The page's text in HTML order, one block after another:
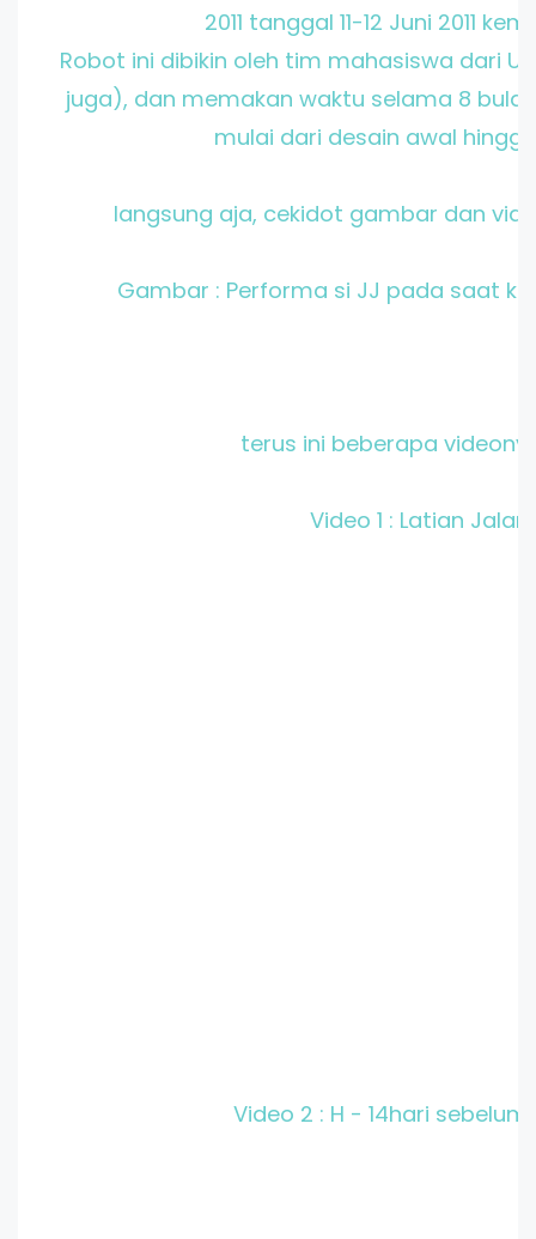
2011 tanggal 11-12 Juni 2011
Robot ini dibikin oleh tim mahasiswa dari
juga), dan memakan waktu selama 8
mulai dari desain awal
langsung aja, cekidot gambar dan
Gambar : Performa si JJ pada saat
terus ini beberapa
Video 1 : Latian Jalan
Video 2 : H - 14hari